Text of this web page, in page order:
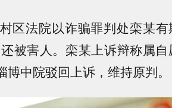
区法院以诈骗罪判处栾某
被害人。栾某上诉辩称属
中院驳回上诉，维持原判。